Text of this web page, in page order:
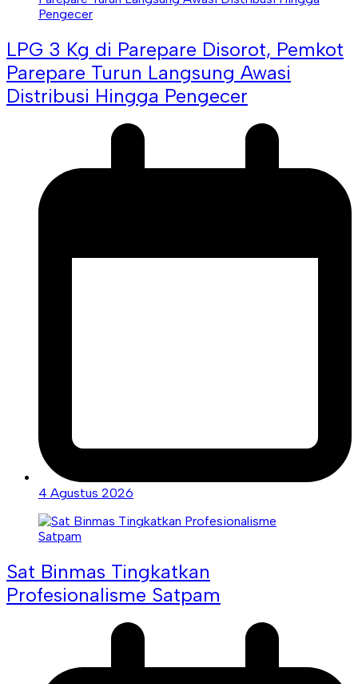
LPG 3 Kg di Parepare Disorot, Pemkot
Parepare Turun Langsung Awasi
Distribusi Hingga Pengecer
4 Agustus 2026
Sat Binmas Tingkatkan
Profesionalisme Satpam